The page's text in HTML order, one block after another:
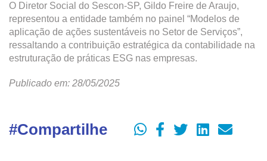
O Diretor Social do Sescon-SP, Gildo Freire de Araujo,
representou a entidade também no painel “Modelos de
aplicação de ações sustentáveis no Setor de Serviços”,
ressaltando a contribuição estratégica da contabilidade na
estruturação de práticas ESG nas empresas.
Publicado em: 28/05/2025
#Compartilhe